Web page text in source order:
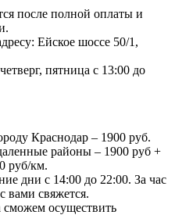
после полной оплаты и
Ейское шоссе 50/1,
пятница с 13:00 до
Краснодар – 1900 руб.
районы – 1900 руб +
руб/км.
дни с 14:00 до 22:00. За час
вами свяжется.
сможем осуществить